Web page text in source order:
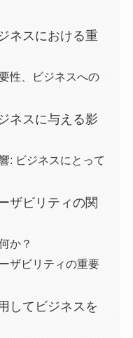
ネスにおける重
性、ビジネスへの
ネスに与える影
: ビジネスにとって
ザビリティの関
か？
ザビリティの重要
してビジネスを